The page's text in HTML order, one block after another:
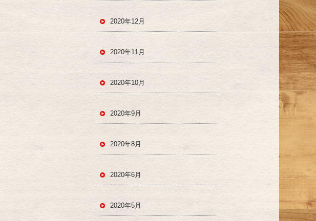
2020年12月
2020年11月
2020年10月
2020年9月
2020年8月
2020年6月
2020年5月